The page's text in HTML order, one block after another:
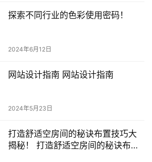
探索不同行业的色彩使用密码！
2024年6月12日
网站设计指南 网站设计指南
2024年5月23日
打造舒适空房间的秘诀布置技巧大
揭秘！ 打造舒适空房间的秘诀布置